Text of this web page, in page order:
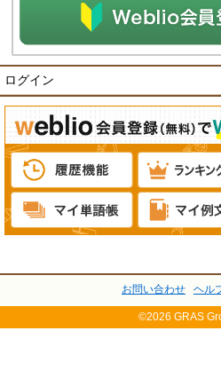
ログイン
お問い合わせ ヘル
©2026 GRAS